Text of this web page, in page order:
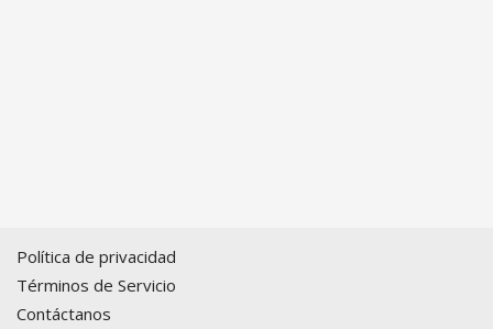
Política de privacidad
Términos de Servicio
Contáctanos